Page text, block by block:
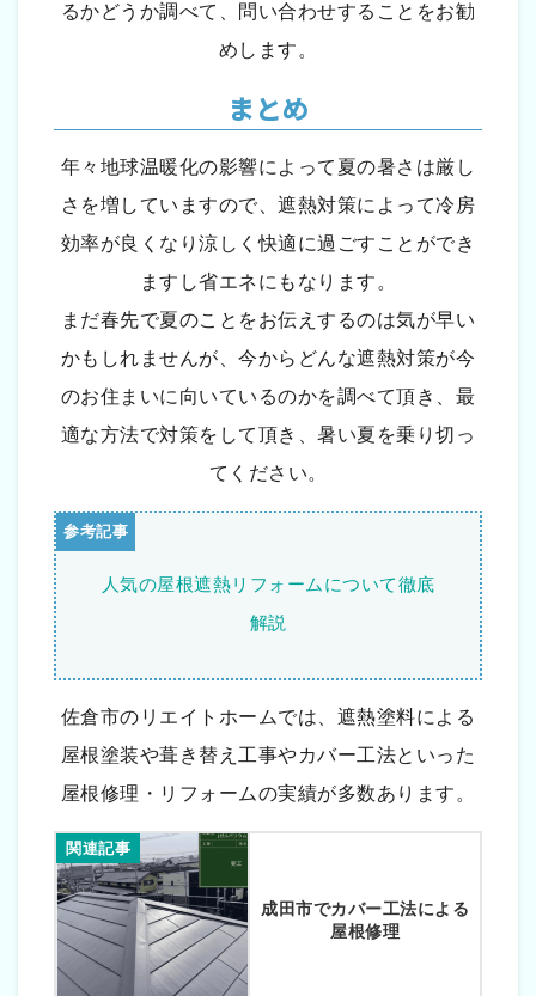
るかどうか調べて、問い合わせすることをお勧
めします。
まとめ
年々地球温暖化の影響によって夏の暑さは厳し
さを増していますので、遮熱対策によって冷房
効率が良くなり涼しく快適に過ごすことができ
ますし省エネにもなります。
まだ春先で夏のことをお伝えするのは気が早い
かもしれませんが、今からどんな遮熱対策が今
のお住まいに向いているのかを調べて頂き、最
適な方法で対策をして頂き、暑い夏を乗り切っ
てください。
人気の屋根遮熱リフォームについて徹底
解説
佐倉市のリエイトホームでは、遮熱塗料による
屋根塗装や葺き替え工事やカバー工法といった
屋根修理・リフォームの実績が多数あります。
関連記事
成田市でカバー工法による
屋根修理